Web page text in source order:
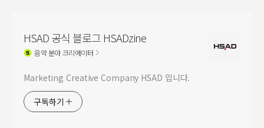
HSAD 공식 블로그 HSADzine
음악분야 크리에이터
Marketing Creative Company HSAD 입니다.
구독하기